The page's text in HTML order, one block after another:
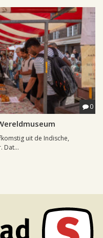
0
uit de Indische,
Dat...